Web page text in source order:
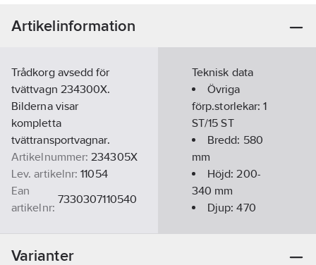
Artikelinformation
Trådkorg avsedd för
tvättvagn 234300X.
Bilderna visar
kompletta
tvättransportvagnar.
Artikelnummer: 234305X
Lev. artikelnr: 11054
Ean
artikelnr:
7330307110540
Teknisk data
Övriga
förp.storlekar:1
ST/15 ST
Bredd: 580
mm
Höjd:200-
340 mm
Djup:470
Varianter